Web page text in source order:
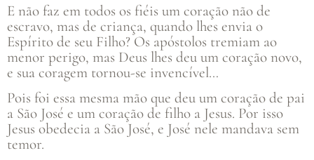
E não faz em todos os fiéis um coração não de
escravo, mas de criança, quando lhes envia o
Espírito de seu Filho? Os apóstolos tremiam ao
menor perigo, mas Deus lhes deu um coração novo,
e sua coragem tornou-se invencível…
Pois foi essa mesma mão que deu um coração de pai
a São José e um coração de filho a Jesus. Por isso
Jesus obedecia a São José, e José nele mandava sem
temor.